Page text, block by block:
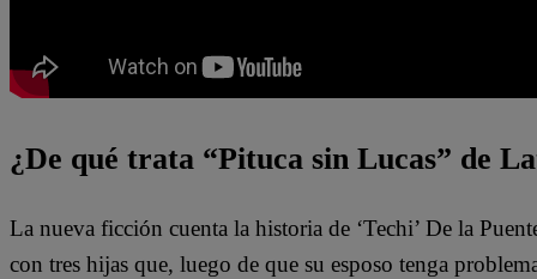
¿De qué trata “Pituca sin Lucas” de
La nueva ficción cuenta la historia de ‘Techi’ De la
con tres hijas que, luego de que su esposo tenga